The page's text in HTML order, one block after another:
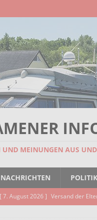
MEINUNGEN AUS UND
NACHRICHTEN POLITIK
[ 7. August 2026 ] Versand der